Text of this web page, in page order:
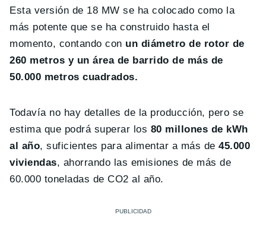
Esta versión de 18 MW se ha colocado como la
más potente que se ha construido hasta el
momento, contando con un diámetro de rotor de
260 metros y un área de barrido de más de
50.000 metros cuadrados.
Todavía no hay detalles de la producción, pero se
estima que podrá superar los 80 millones de kWh
al año, suficientes para alimentar a más de45.000
viviendas, ahorrando las emisiones de más de
60.000 toneladas de CO2 al año.